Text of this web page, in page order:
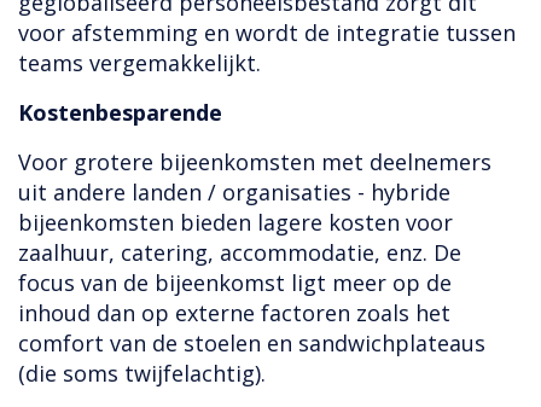
voor afstemming en wordt de integratie tussen
teams vergemakkelijkt.
Kostenbesparende
Voor grotere bijeenkomsten met deelnemers
uit andere landen / organisaties - hybride
bijeenkomsten bieden lagere kosten voor
zaalhuur, catering, accommodatie, enz. De
focus van de bijeenkomst ligt meer op de
inhoud dan op externe factoren zoals het
comfort van de stoelen en sandwichplateaus
(die soms twijfelachtig).